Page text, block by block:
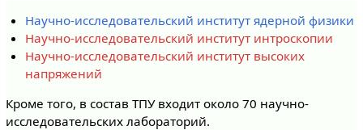
Научно-исследовательский институт ядерной физики
Научно-исследовательский институт интроскопии
Научно-исследовательский институт высоких
напряжений
Кроме того, в состав ТПУ входит около 70 научно-
исследовательских лабораторий.